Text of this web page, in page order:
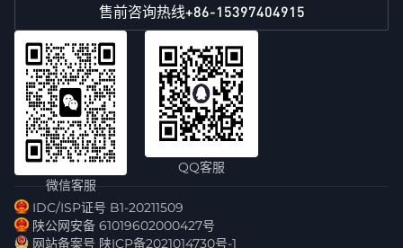
售前咨询热线+86-15397404915
微信客服
QQ客服
IDC/ISP证号 B1-20211509
陕公网安备 61019602000427号
网站备案号 陕ICP备2021014730号-1